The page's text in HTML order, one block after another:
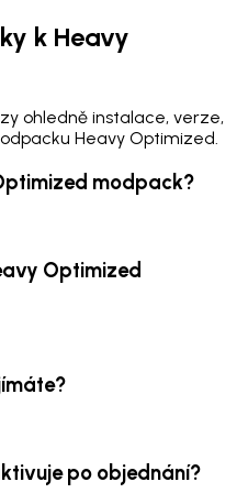
k Heavy
ohledně instalace, verze,
Heavy Optimized.
modpack?
Optimized
po objednání?